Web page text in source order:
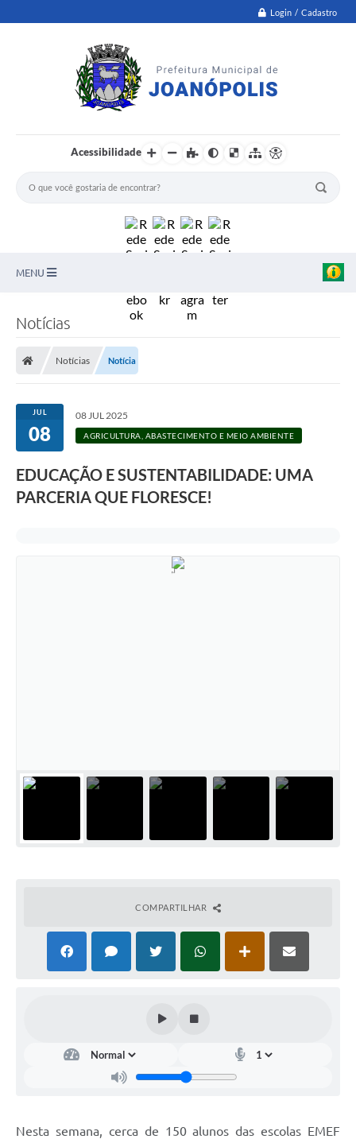
Login / Cadastro
Acessibilidade
MENU
Transparência
Editais
Conselhos
Agenda
SIC
Notícias
Notícias Notícia
JUL
08
08 JUL 2025
AGRICULTURA, ABASTECIMENTO E MEIO AMBIENTE
EDUCAÇÃO E SUSTENTABILIDADE: UMA
PARCERIA QUE FLORESCE!
COMPARTILHAR
Nesta semana, cerca de 150 alunos das escolas EMEF